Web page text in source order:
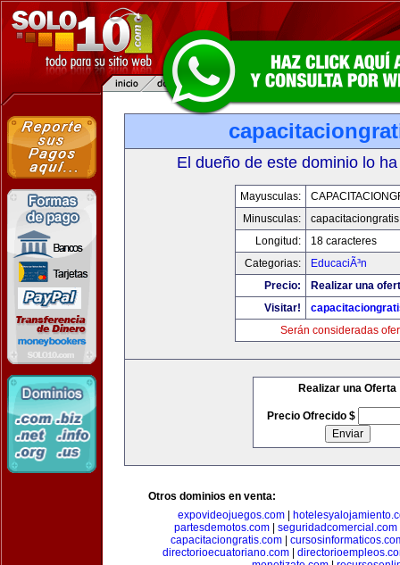
El dueño de este dominio lo
Mayusculas:
Minusculas:
Longitud:
18 caracteres
Categorias:
EducaciÃ³n
Precio:
Realizar una
Visitar!
Serán consideradas
Realizar una Oferta
Precio Ofrecido $
Otros dominios en venta:
expovideojuegos.com
partesdemotos.com| seguridadcomercial.com
capacitaciongratis.com|
directorioecuatoriano.com